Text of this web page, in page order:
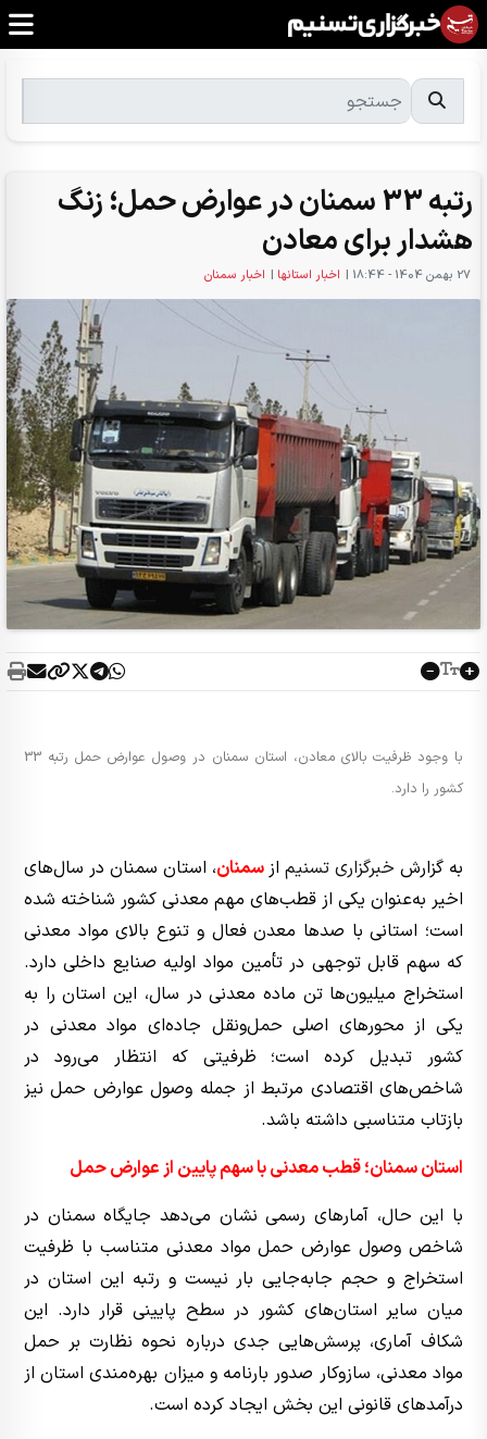
رتبه 33 سمنان در عوارض حمل؛ زنگ
هشدار برای معادن
27 بهمن 1404 - 18:44 | اخبار استانها | اخبار سمنان
با وجود ظرفیت بالای معادن، استان سمنان در وصول عوارض حمل رتبه 33
کشور را دارد.
به گزارش خبرگزاری تسنیم از سمنان، استان سمنان در سال‌های
اخیر به‌عنوان یکی از قطب‌های مهم معدنی کشور شناخته شده
است؛ استانی با صدها معدن فعال و تنوع بالای مواد معدنی
که سهم قابل توجهی در تأمین مواد اولیه صنایع داخلی دارد.
استخراج میلیون‌ها تن ماده معدنی در سال، این استان را به
یکی از محورهای اصلی حمل‌ونقل جاده‌ای مواد معدنی در
کشور تبدیل کرده است؛ ظرفیتی که انتظار می‌رود در
شاخص‌های اقتصادی مرتبط از جمله وصول عوارض حمل نیز
بازتاب متناسبی داشته باشد.
استان سمنان؛ قطب معدنی با سهم پایین از عوارض حمل
با این حال، آمارهای رسمی نشان می‌دهد جایگاه سمنان در
شاخص وصول عوارض حمل مواد معدنی متناسب با ظرفیت
استخراج و حجم جابه‌جایی بار نیست و رتبه این استان در
میان سایر استان‌های کشور در سطح پایینی قرار دارد. این
شکاف آماری، پرسش‌هایی جدی درباره نحوه نظارت بر حمل
مواد معدنی، سازوکار صدور بارنامه و میزان بهره‌مندی استان از
درآمدهای قانونی این بخش ایجاد کرده است.